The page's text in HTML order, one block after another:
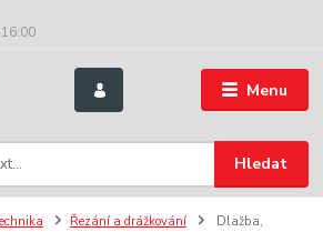
Menu
Hledat
Řezání a drážkování
Dlažba,